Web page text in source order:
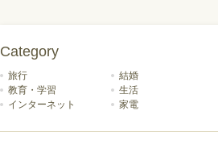
Category
旅行 結婚
教育・学習
生活
インターネット
家電